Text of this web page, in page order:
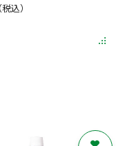
込）